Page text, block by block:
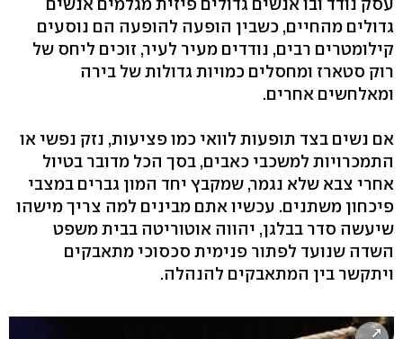
גדולים מהחיים, כשבין הופעה להופעה הם נוסעים
קילומטרים רבים, נודדים מעיר לעיר, זוכים ליחס של
רוק סטארז ומחסלים כמויות גדולות של בירה
ומאלחשים אחרים.
אם נשים בצד תופעות לוואי כמו פציעות, נזק נפשי או
התמכרויות למשכבי כאבים, בסך הכל מדובר בטיול
אחרי צבא שלא נגמר, שמקבץ יחד המון גברים במצבי
פיכחון משתנים. עכשיו אתם מבינים למה צריך מישהו
שיעשה סדר בבלגן, יהווה אוטוריטה בבית משפט
השדה שנועד לפתור פנימית סכסוכי מתאבקים
ויתקשר בין המתאבקים להנהלה.